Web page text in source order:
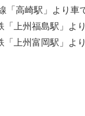
「高崎駅」より車
「上州福島駅」よ
「上州富岡駅」よ